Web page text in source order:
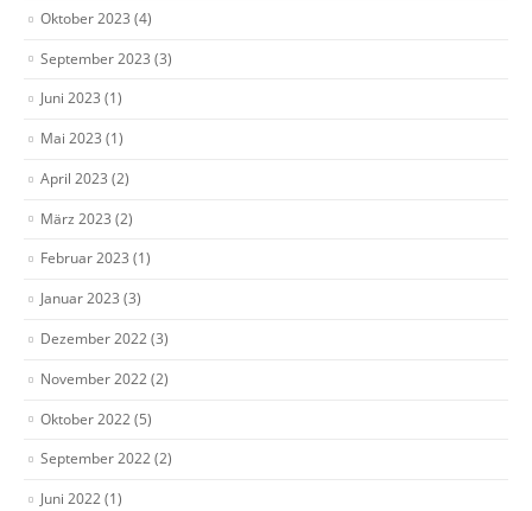
Oktober 2023 (4)
September 2023 (3)
Juni 2023 (1)
Mai 2023 (1)
April 2023 (2)
März 2023 (2)
Februar 2023 (1)
Januar 2023 (3)
Dezember 2022(3)
November 2022(2)
Oktober 2022(5)
September 2022(2)
Juni 2022(1)